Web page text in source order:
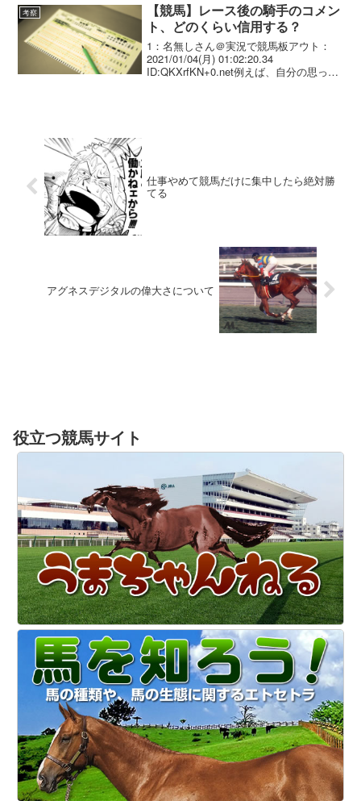
考察
【競馬】レース後の騎手のコメン
ト、どのくらい信用する？
1：名無しさん＠実況で競馬板アウト：
2021/01/04(月) 01:02:20.34
ID:QKXrfKN+0.net例えば、自分の思った
仕事やめて競馬だけに集中したら絶対勝
てる
アグネスデジタルの偉大さについて
役立つ競馬サイト